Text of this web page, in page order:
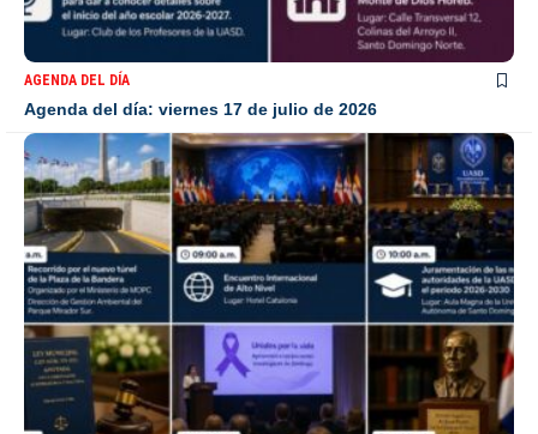
AGENDA DEL DÍA
Agenda del día: viernes 17 de julio de 2026